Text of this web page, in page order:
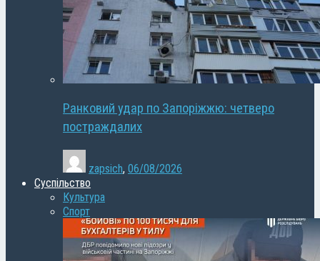
Ранковий удар по Запоріжжю: четверо
постраждалих
zapsich, 06/08/2026
Суспільство
Культура
Спорт